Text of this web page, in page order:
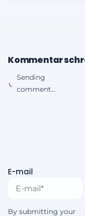
Kommentar
Sending
comment...
E-mail
By submitting your